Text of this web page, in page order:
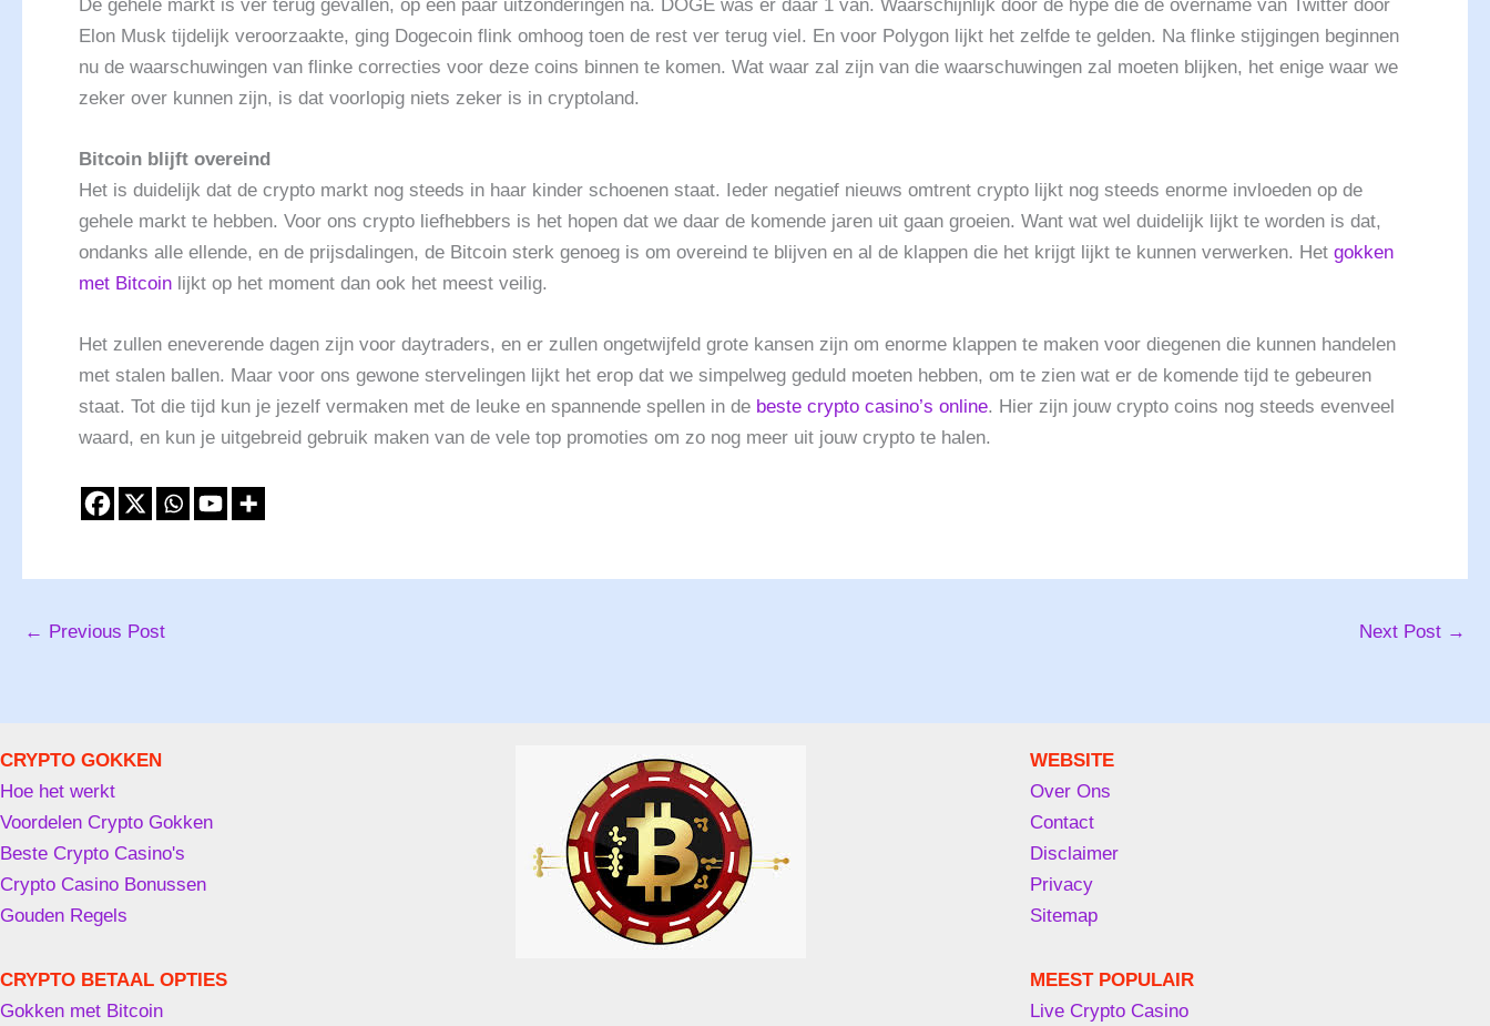
De gehele markt is ver terug gevallen, op een paar uitzonderingen na. DOGE was er daar 1 van. Waarschijnlijk door de hype die de overname van Twitter door
Elon Musk tijdelijk veroorzaakte, ging Dogecoin flink omhoog toen de rest ver terug viel. En voor Polygon lijkt het zelfde te gelden. Na flinke stijgingen beginnen
nu de waarschuwingen van flinke correcties voor deze coins binnen te komen. Wat waar zal zijn van die waarschuwingen zal moeten blijken, het enige waar we
zeker over kunnen zijn, is dat voorlopig niets zeker is in cryptoland.
Bitcoin blijft overeind
Het is duidelijk dat de crypto markt nog steeds in haar kinder schoenen staat. Ieder negatief nieuws omtrent crypto lijkt nog steeds enorme invloeden op de
gehele markt te hebben. Voor ons crypto liefhebbers is het hopen dat we daar de komende jaren uit gaan groeien. Want wat wel duidelijk lijkt te worden is dat,
ondanks alle ellende, en de prijsdalingen, de Bitcoin sterk genoeg is om overeind te blijven en al de klappen die het krijgt lijkt te kunnen verwerken. Het gokken
met Bitcoin lijkt op het moment dan ook het meest veilig.
Het zullen eneverende dagen zijn voor daytraders, en er zullen ongetwijfeld grote kansen zijn om enorme klappen te maken voor diegenen die kunnen handelen
met stalen ballen. Maar voor ons gewone stervelingen lijkt het erop dat we simpelweg geduld moeten hebben, om te zien wat er de komende tijd te gebeuren
staat. Tot die tijd kun je jezelf vermaken met de leuke en spannende spellen in de beste crypto casino’s online. Hier zijn jouw crypto coins nog steeds evenveel
waard, en kun je uitgebreid gebruik maken van de vele top promoties om zo nog meer uit jouw crypto te halen.
← Previous Post Next Post →
CRYPTO GOKKEN
Hoe het werkt
Voordelen Crypto Gokken
Beste Crypto Casino's
Crypto Casino Bonussen
Gouden Regels
CRYPTO BETAAL OPTIES
Gokken met Bitcoin
WEBSITE
Over Ons
Contact
Disclaimer
Privacy
Sitemap
MEEST POPULAIR
Live Crypto Casino